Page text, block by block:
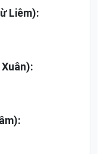
Liêm):